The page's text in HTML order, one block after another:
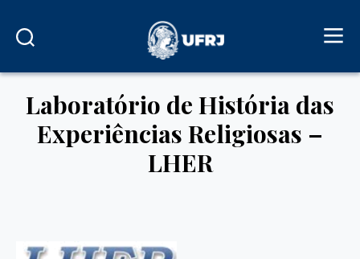
Laboratório de História das
Experiências Religiosas –
LHER